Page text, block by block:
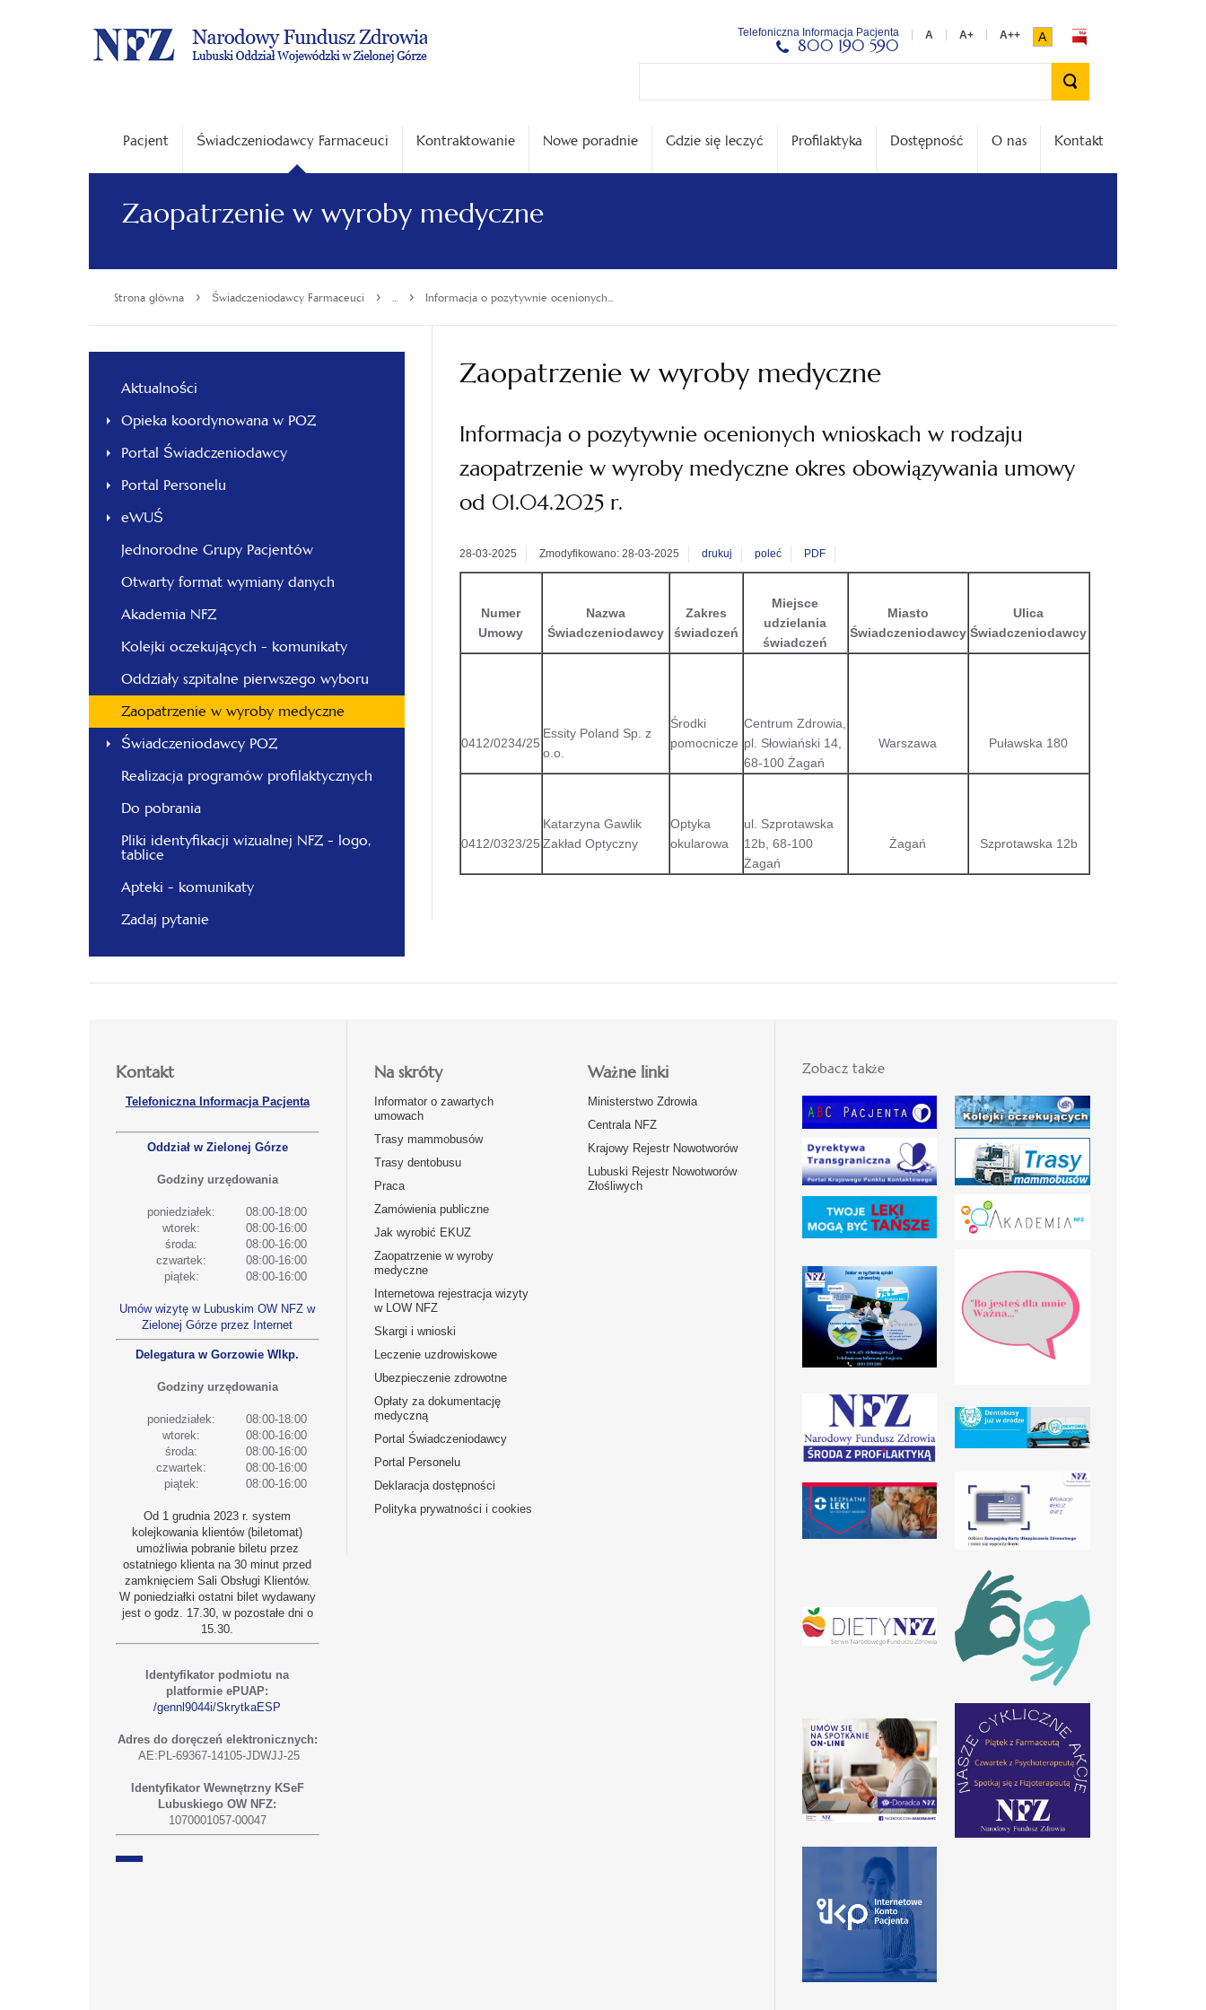
Telefoniczna Informacja Pacjenta
800 190 590 A
Pacjent Świadczeniodawcy Farmaceuci Kontraktowanie Nowe poradnie Gdzie się leczyć Profilaktyka Dostępność O nas Kontakt
Zaopatrzenie w wyroby medyczne
Strona główna › Świadczeniodawcy Farmaceuci › ... › Informacja o pozytywnie ocenionych...
Aktualności
Opieka koordynowana w POZ
Portal Świadczeniodawcy
Portal Personelu
eWUŚ
Jednorodne Grupy Pacjentów
Otwarty format wymiany danych
Akademia NFZ
Kolejki oczekujących - komunikaty
Oddziały szpitalne pierwszego wyboru
Zaopatrzenie w wyroby medyczne
Świadczeniodawcy POZ
Realizacja programów profilaktycznych
Do pobrania
Pliki identyfikacji wizualnej NFZ - logo,
tablice
Apteki - komunikaty
Zadaj pytanie
Zaopatrzenie w wyroby medyczne
Informacja o pozytywnie ocenionych wnioskach w rodzaju
zaopatrzenie w wyroby medyczne okres obowiązywania umowy
od 01.04.2025 r.
28-03-2025 Zmodyfikowano: 28-03-2025 drukuj poleć PDF
Numer
Umowy
Nazwa
Świadczeniodawcy
Zakres
świadczeń
Miejsce
udzielania
świadczeń
Miasto
Świadczeniodawcy
Ulica
Świadczeniodawcy
0412/0234/25
Essity Poland Sp. z
o.o.
Środki
pomocnicze
Centrum Zdrowia,
pl. Słowiański 14,
68-100 Żagań
Warszawa Puławska 180
0412/0323/25
Katarzyna Gawlik
Zakład Optyczny
Optyka
okularowa
ul. Szprotawska
12b, 68-100
Żagań
Żagań Szprotawska 12b
Kontakt
Telefoniczna Informacja Pacjenta
Oddział w Zielonej Górze
Godziny urzędowania
poniedziałek:
08:00-18:00
wtorek:
08:00-16:00
środa:
08:00-16:00
czwartek:
08:00-16:00
piątek:
08:00-16:00
Umów wizytę w Lubuskim OW NFZ w
Zielonej Górze przez Internet
Delegatura w Gorzowie Wlkp.
Godziny urzędowania
poniedziałek:
08:00-18:00
wtorek:
08:00-16:00
środa:
08:00-16:00
czwartek:
08:00-16:00
piątek:
08:00-16:00
Od 1 grudnia 2023 r. system
kolejkowania klientów (biletomat)
umożliwia pobranie biletu przez
ostatniego klienta na 30 minut przed
zamknięciem Sali Obsługi Klientów.
W poniedziałki ostatni bilet wydawany
jest o godz. 17.30, w pozostałe dni o
15.30.
Identyfikator podmiotu na
platformie ePUAP:
/gennl9044i/SkrytkaESP
Adres do doręczeń elektronicznych:
AE:PL-69367-14105-JDWJJ-25
Identyfikator Wewnętrzny KSeF
Lubuskiego OW NFZ:
1070001057-00047
Na skróty
Informator o zawartych
umowach
Trasy mammobusów
Trasy dentobusu
Praca
Zamówienia publiczne
Jak wyrobić EKUZ
Zaopatrzenie w wyroby
medyczne
Internetowa rejestracja wizyty
w LOW NFZ
Skargi i wnioski
Leczenie uzdrowiskowe
Ubezpieczenie zdrowotne
Opłaty za dokumentację
medyczną
Portal Świadczeniodawcy
Portal Personelu
Deklaracja dostępności
Polityka prywatności i cookies
Ważne linki
Ministerstwo Zdrowia
Centrala NFZ
Krajowy Rejestr Nowotworów
Lubuski Rejestr Nowotworów
Złośliwych
Zobacz także